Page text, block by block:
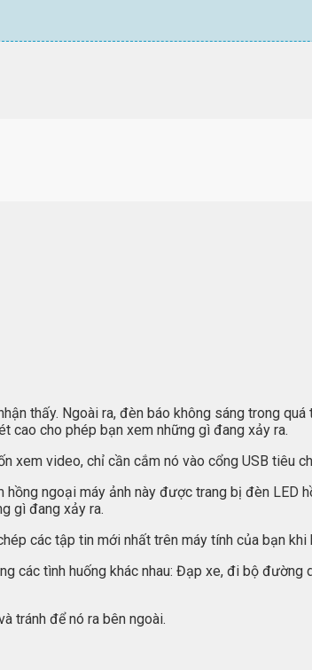
thấy. Ngoài ra, đèn báo không sáng trong
cao cho phép bạn xem những gì đang xảy ra.
xem video, chỉ cần cắm nó vào cổng USB tiêu
ngoại máy ảnh này được trang bị đèn LED
gì đang xảy ra.
các tập tin mới nhất trên máy tính của bạn khi
các tình huống khác nhau: Đạp xe, đi bộ đường
tránh để nó ra bên ngoài.